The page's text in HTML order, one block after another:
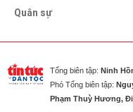
Quân sự
Tổng biên tập: Ninh
Phó Tổng biên tập:
Phạm Thuỳ Hương,